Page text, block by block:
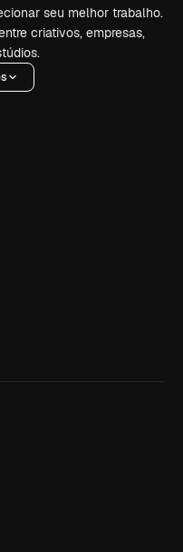
seu melhor trabalho.
criativos, empresas,